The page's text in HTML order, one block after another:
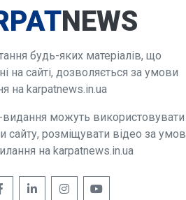
NEWS
будь-яких матеріалів, що
на сайті, дозволяється за умови
на karpatnews.in.ua
видання можуть використовувати
сайту, розміщувати відео за
на karpatnews.in.ua